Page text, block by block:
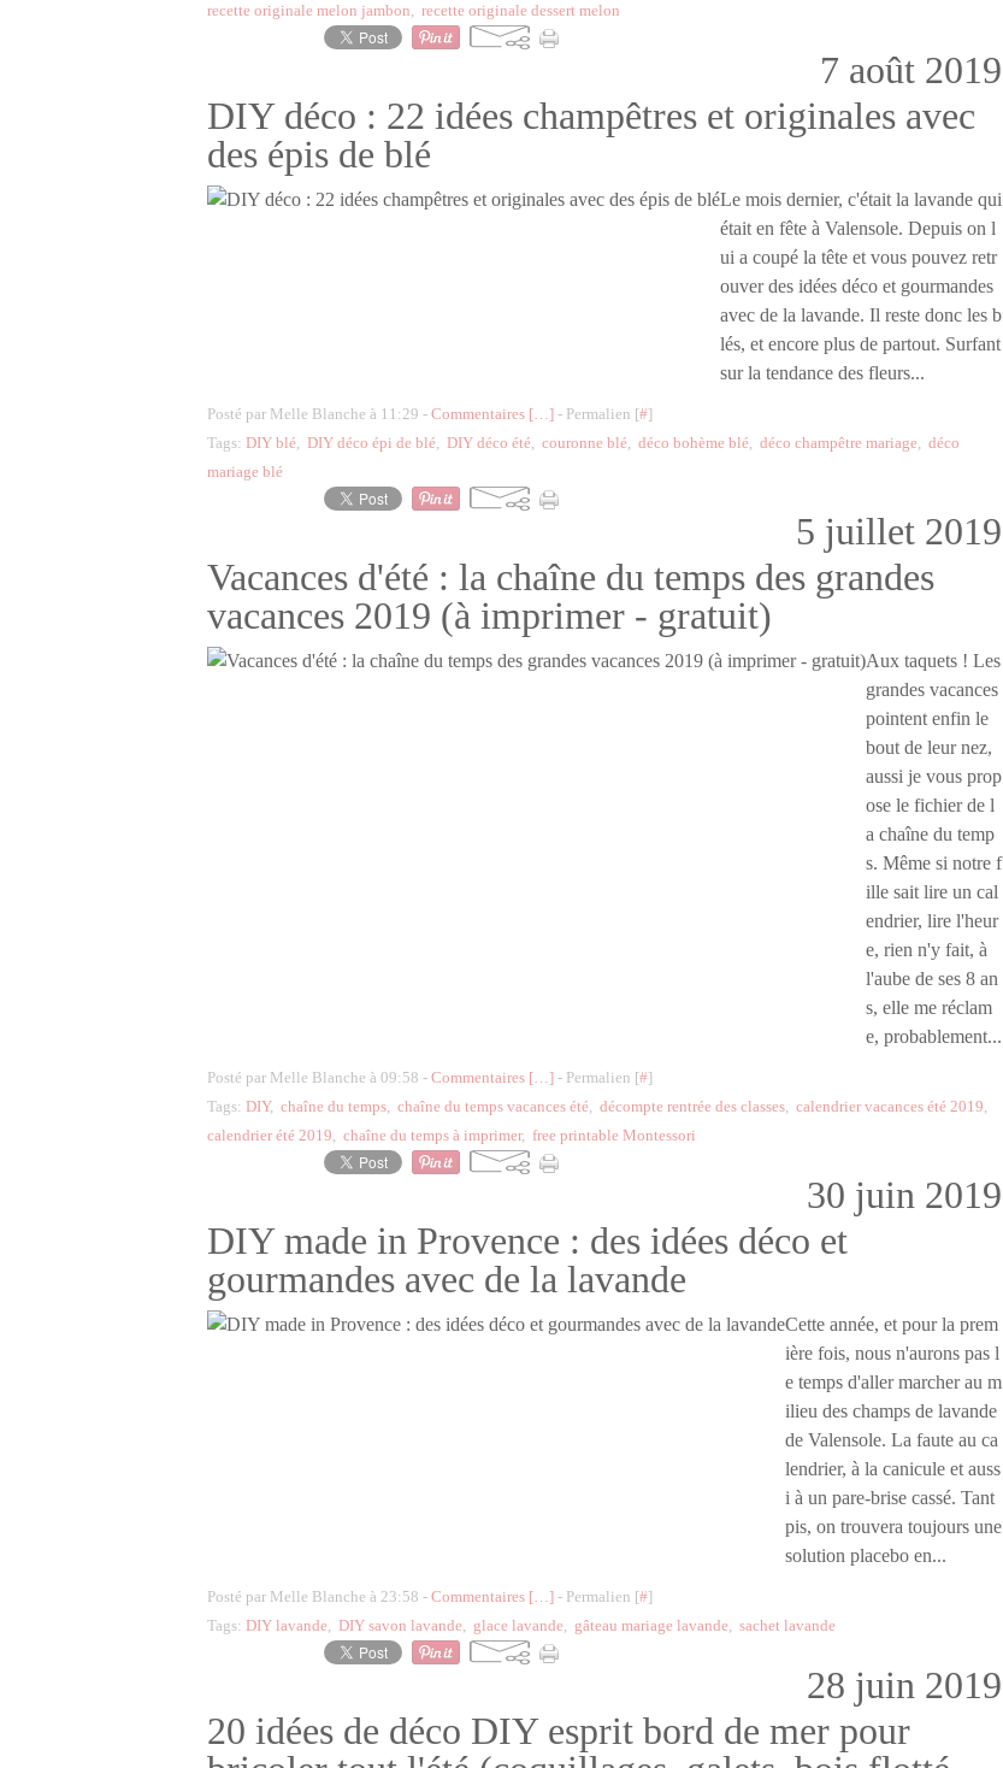
recette originale melon jambon, recette originale dessert melon
7 août 2019
DIY déco : 22 idées champêtres et originales avec
des épis de blé
Le mois dernier, c'était la lavande qui
était en fête à Valensole. Depuis on l
ui a coupé la tête et vous pouvez retr
ouver des idées déco et gourmandes
avec de la lavande. Il reste donc les b
lés, et encore plus de partout. Surfant
sur la tendance des fleurs...
Posté par Melle Blanche à 11:29 - Commentaires […] - Permalien [#]
Tags: DIY blé, DIY déco épi de blé, DIY déco été, couronne blé, déco bohème blé, déco champêtre mariage, déco
mariage blé
5 juillet 2019
Vacances d'été : la chaîne du temps des grandes
vacances 2019 (à imprimer - gratuit)
Aux taquets ! Les
grandes vacances
pointent enfin le
bout de leur nez,
aussi je vous prop
ose le fichier de l
a chaîne du temp
s. Même si notre f
ille sait lire un cal
endrier, lire l'heur
e, rien n'y fait, à
l'aube de ses 8 an
s, elle me réclam
e, probablement...
Posté par Melle Blanche à 09:58 - Commentaires […] - Permalien [#]
Tags: DIY, chaîne du temps, chaîne du temps vacances été, décompte rentrée des classes, calendrier vacances été 2019,
calendrier été 2019, chaîne du temps à imprimer, free printable Montessori
30 juin 2019
DIY made in Provence : des idées déco et
gourmandes avec de la lavande
Cette année, et pour la prem
ière fois, nous n'aurons pas l
e temps d'aller marcher au m
ilieu des champs de lavande
de Valensole. La faute au ca
lendrier, à la canicule et auss
i à un pare-brise cassé. Tant
pis, on trouvera toujours une
solution placebo en...
Posté par Melle Blanche à 23:58 - Commentaires […] - Permalien [#]
Tags: DIY lavande, DIY savon lavande, glace lavande, gâteau mariage lavande, sachet lavande
28 juin 2019
20 idées de déco DIY esprit bord de mer pour